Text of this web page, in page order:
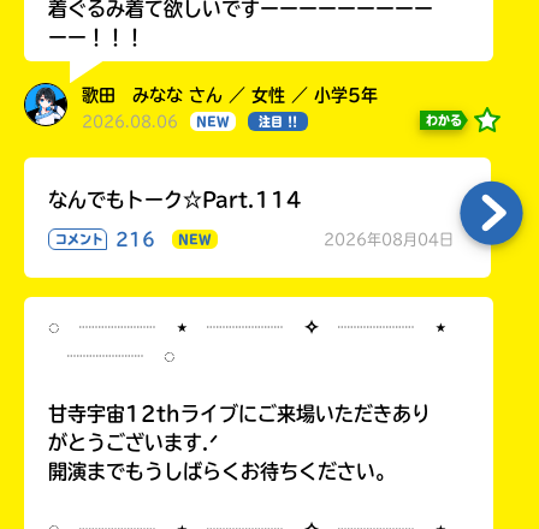
着ぐるみ着て欲しいですーーーーーーーーー
ーー！！！
歌田 みなな さん ／ 女性 ／ 小学5年
2026.08.06 NEW 注目 !! わかる
なんでもトーク☆Part.114
コメント 216 NEW 2026年08月04日
◌ ┈┈┈┈ ⋆ ┈┈┈┈ ✧ ┈┈┈┈ ⋆
┈┈┈┈ ◌
甘寺宇宙12thライブにご来場いただきあり
がとうございます.ᐟ
開演までもうしばらくお待ちください。